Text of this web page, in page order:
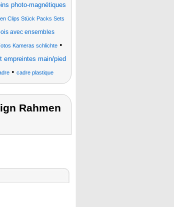
photo-magnétiques
Clips Stück Packs Sets
avec ensembles
Kameras schlichte •
empreintes main/pied
• cadre plastique
Rahmen